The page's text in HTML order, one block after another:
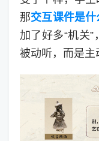
那交互课件是什
加了好多“机关
被动听，而是主